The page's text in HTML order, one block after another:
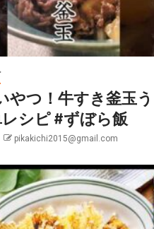
やつ！牛すき釜玉
シピ #ずぼら飯
pikakichi2015@gmail.com